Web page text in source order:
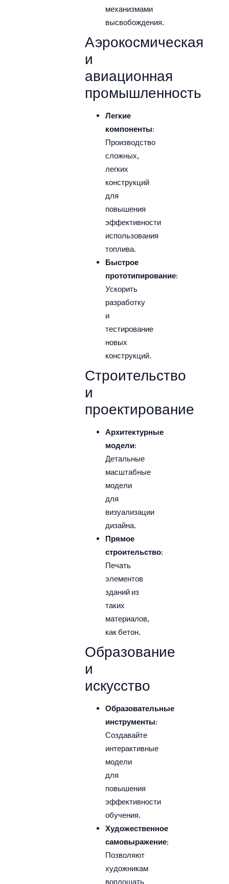
механизмами
высвобождения.
Аэрокосмическая
и
авиационная
промышленность
Легкие
компоненты:
Производство
сложных,
легких
конструкций
для
повышения
эффективности
использования
топлива.
Быстрое
прототипирование:
Ускорить
разработку
и
тестирование
новых
конструкций.
Строительство
и
проектирование
Архитектурные
модели:
Детальные
масштабные
модели
для
визуализации
дизайна.
Прямое
строительство:
Печать
элементов
зданий из
таких
материалов,
как бетон.
Образование
и
искусство
Образовательные
инструменты:
Создавайте
интерактивные
модели
для
повышения
эффективности
обучения.
Художественное
самовыражение:
Позволяют
художникам
воплощать